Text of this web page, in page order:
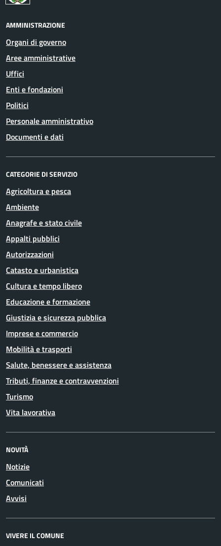
AMMINISTRAZIONE
Organi di governo
Aree amministrative
Uffici
Enti e fondazioni
Politici
Personale amministrativo
Documenti e dati
CATEGORIE DI SERVIZIO
Agricoltura e pesca
Ambiente
Anagrafe e stato civile
Appalti pubblici
Autorizzazioni
Catasto e urbanistica
Cultura e tempo libero
Educazione e formazione
Giustizia e sicurezza pubblica
Imprese e commercio
Mobilità e trasporti
Salute, benessere e assistenza
Tributi, finanze e contravvenzioni
Turismo
Vita lavorativa
NOVITÀ
Notizie
Comunicati
Avvisi
VIVERE IL COMUNE